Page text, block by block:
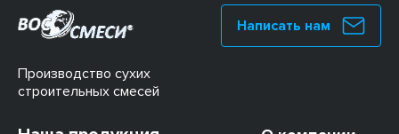
Производство сухих
строительных смесей
Написать нам